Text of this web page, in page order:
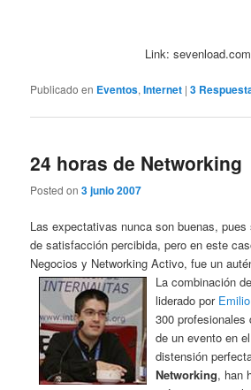
Link: sevenload.com
Publicado en Eventos,Internet |3
24 horas de Networking
Posted on3 junio 2007
Las expectativas nunca son buenas, pues
de satisfacción percibida, pero en este
Negocios y Networking Activo, fue un
La combinación
liderado por
300
de un evento en
distensión
Networking, han